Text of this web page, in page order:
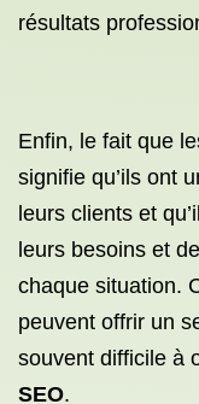
résultats
Enfin, le fait que
signifie qu’ils ont
leurs clients et
leurs besoins et
chaque situation.
peuvent offrir un
souvent difficile à
SEO.